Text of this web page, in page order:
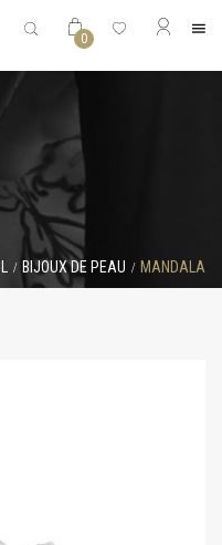
0
BIJOUX DE PEAU MANDALA